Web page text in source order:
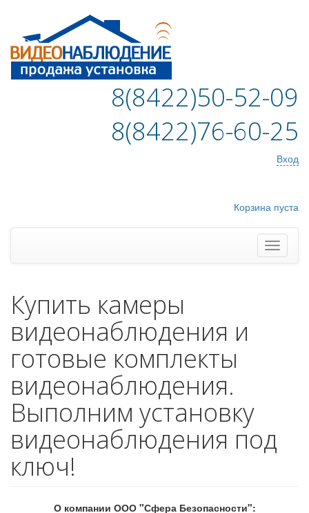
8(8422)50-52-09
8(8422)76-60-25
Вход
Корзина пуста
Купить камеры
видеонаблюдения и
готовые комплекты
видеонаблюдения.
Выполним установку
видеонаблюдения под
ключ!
О компании ООО "Сфера Безопасности":